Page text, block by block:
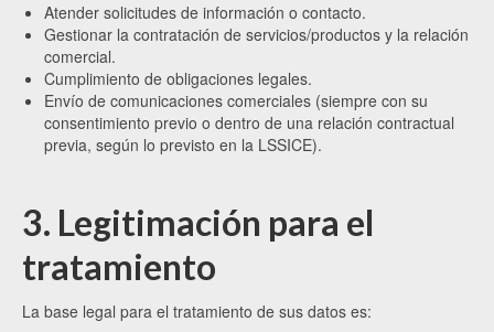
Atender solicitudes de información o contacto.
Gestionar la contratación de servicios/productos y la relación
comercial.
Cumplimiento de obligaciones legales.
Envío de comunicaciones comerciales (siempre con su
consentimiento previo o dentro de una relación contractual
previa, según lo previsto en la LSSICE).
3. Legitimación para el
tratamiento
La base legal para el tratamiento de sus datos es: